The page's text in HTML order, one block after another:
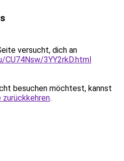
versucht, dich an
3YY2rkD.html
besuchen möchtest, kannst
zurückkehren.